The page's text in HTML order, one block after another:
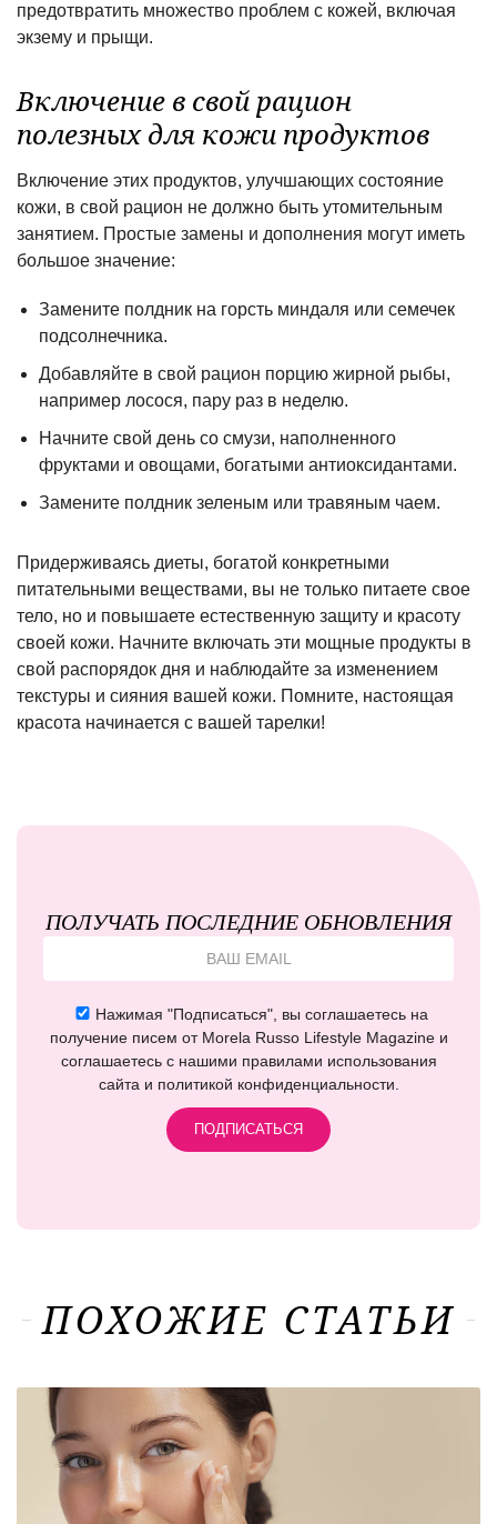
предотвратить множество проблем с кожей, включая
экзему и прыщи.
Включение в свой рацион
полезных для кожи продуктов
Включение этих продуктов, улучшающих состояние
кожи, в свой рацион не должно быть утомительным
занятием. Простые замены и дополнения могут иметь
большое значение:
Замените полдник на горсть миндаля или семечек
подсолнечника.
Добавляйте в свой рацион порцию жирной рыбы,
например лосося, пару раз в неделю.
Начните свой день со смузи, наполненного
фруктами и овощами, богатыми антиоксидантами.
Замените полдник зеленым или травяным чаем.
Придерживаясь диеты, богатой конкретными
питательными веществами, вы не только питаете свое
тело, но и повышаете естественную защиту и красоту
своей кожи. Начните включать эти мощные продукты в
свой распорядок дня и наблюдайте за изменением
текстуры и сияния вашей кожи. Помните, настоящая
красота начинается с вашей тарелки!
ПОЛУЧАТЬ ПОСЛЕДНИЕ ОБНОВЛЕНИЯ
Нажимая "Подписаться", вы соглашаетесь на
получение писем от Morela Russo Lifestyle Magazine и
соглашаетесь с нашими правилами использования
сайта и политикой конфиденциальности.
ПОХОЖИЕ СТАТЬИ